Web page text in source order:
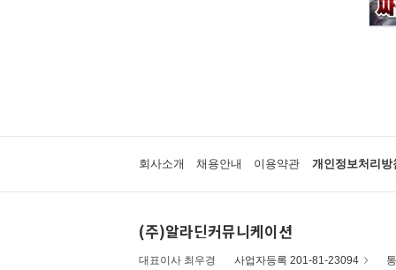
회사소개 채용안내 이용약관 개인정보처리방
(주)알라딘커뮤니케이션
대표이사 최우경 사업자등록 201-81-23094